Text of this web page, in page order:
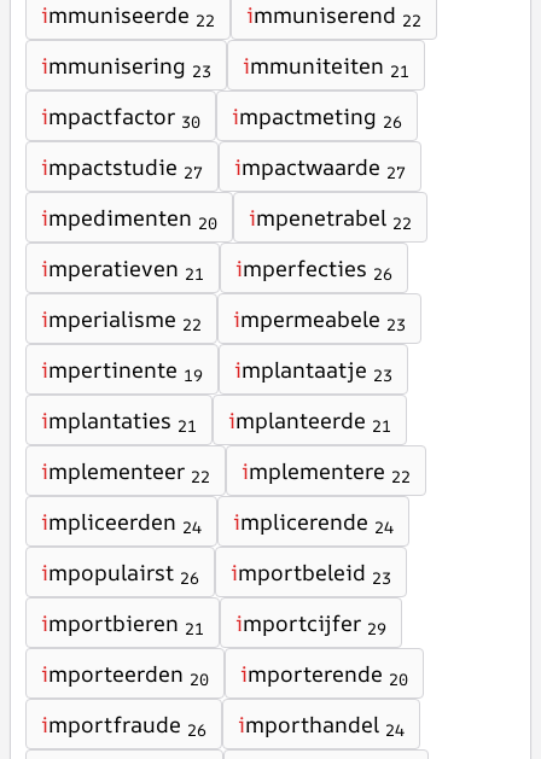
immuniseerde 22 immuniserend 22
immunisering 23 immuniteiten 21
impactfactor 30 impactmeting 26
impactstudie 27 impactwaarde 27
impedimenten 20 impenetrabel 22
imperatieven 21 imperfecties 26
imperialisme 22 impermeabele 23
impertinente 19 implantaatje 23
implantaties 21 implanteerde 21
implementeer 22 implementere 22
impliceerden 24 implicerende 24
impopulairst 26 importbeleid 23
importbieren 21 importcijfer 29
importeerden 20 importerende 20
importfraude 26 importhandel 24